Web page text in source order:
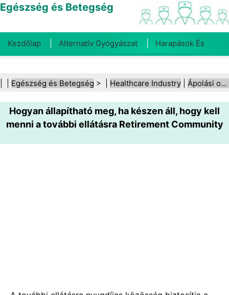
Egészség és Betegség
Kezdőlap Alternatív Gyógyászat Harapások És
Fogegészség Diéta És Táplálkozás Családi
Egészség Egészségügyi Ágazat Mentális Egészség
Egészség és Betegség > | Healthcare Industry Ápolási otthonok
Hogyan állapítható meg, ha készen áll, hogy kell
menni a további ellátásra Retirement Community